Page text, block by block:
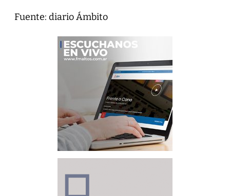
Fuente: diario Ámbito